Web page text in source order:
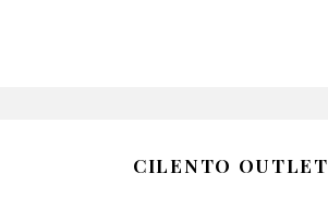
CILENTO OUTLET